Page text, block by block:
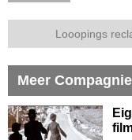
Looopings
Meer